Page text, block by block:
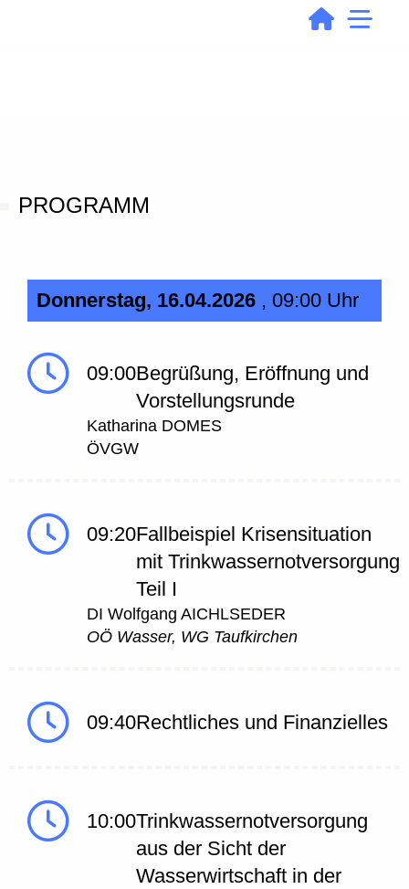
PROGRAMM
Donnerstag, 16.04.2026 , 09:00 Uhr
09:00Begrüßung, Eröffnung und
Vorstellungsrunde
Katharina DOMES
ÖVGW
09:20Fallbeispiel Krisensituation
mit Trinkwassernotversorgung
Teil I
DI Wolfgang AICHLSEDER
OÖ Wasser, WG Taufkirchen
09:40Rechtliches und Finanzielles
10:00Trinkwassernotversorgung
aus der Sicht der
Wasserwirtschaft in der